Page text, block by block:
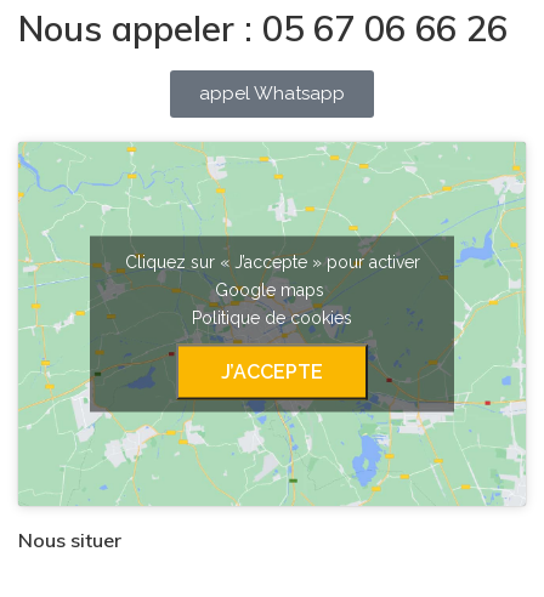
Nous appeler : 05 67 06 66 26
appel Whatsapp
Cliquez sur « J’accepte » pour activer
Google maps
Politique de cookies
J’ACCEPTE
Nous situer